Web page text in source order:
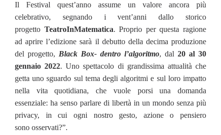
Il Festival quest’anno assume un valore ancora più
celebrativo, segnando i vent’anni dallo storico
progetto TeatroInMatematica. Proprio per questa ragione
ad aprire l’edizione sarà il debutto della decima produzione
del progetto, Black Box- dentro l’algoritmo, dal 20 al 30
gennaio 2022. Uno spettacolo di grandissima attualità che
getta uno sguardo sul tema degli algoritmi e sul loro impatto
nella vita quotidiana, che vuole porsi una domanda
essenziale: ha senso parlare di libertà in un mondo senza più
privacy, in cui ogni nostro gesto, azione o pensiero
sono osservati?”.